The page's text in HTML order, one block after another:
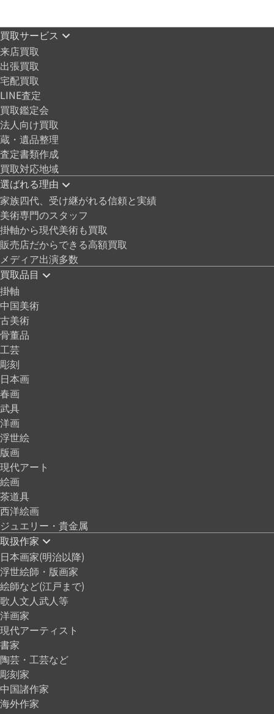
買取サービス
来店買取
出張買取
宅配買取
LINE査定
買取鑑定会
法人向け買取
蔵・遺品整理
査定書類作成
買取対応地域
選ばれる理由
家族四代、受け継がれる信頼と実績
美術専門のスタッフ
掛軸から現代美術も買取
販売店だからできる高額買取
メディア出演多数
買取品目
掛軸
中国美術
古美術
骨董品
工芸
彫刻
日本画
春画
武具
洋画
浮世絵
版画
現代アート
絵画
茶道具
西洋絵画
ジュエリー・貴金属
取扱作家
日本画家(明治以降)
浮世絵師・版画家
絵師など(江戸まで)
歌人文人武人等
洋画家
現代アーティスト
書家
陶芸・工芸など
彫刻家
中国諸作家
海外作家